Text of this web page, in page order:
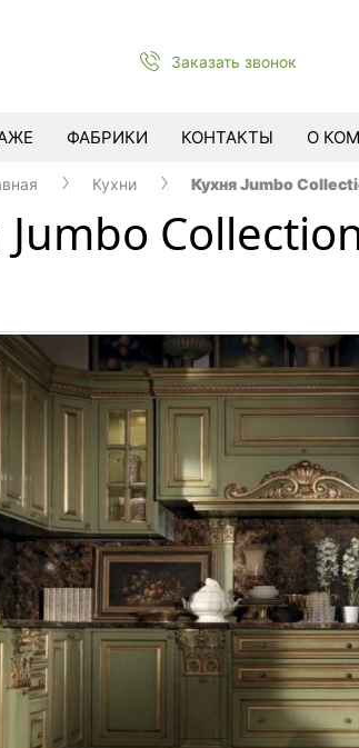
Заказать звонок
ФАБРИКИ КОНТАКТЫ О
Кухни Кухня Jumbo
Jumbo